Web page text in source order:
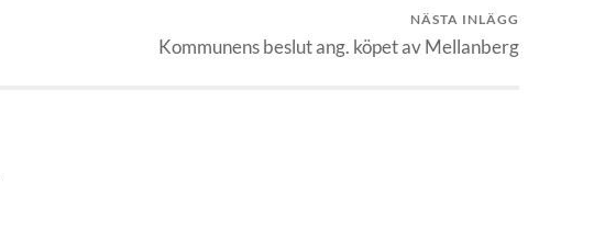
NÄSTA INLÄGG
Kommunens beslut ang. köpet av Mellanberg